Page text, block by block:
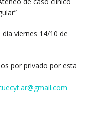
viernes 14/10 de
por privado por esta